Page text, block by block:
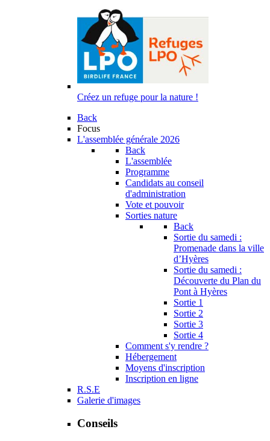
Créez un refuge pour la nature !
Back
Focus
L'assemblée générale 2026
Back
L'assemblée
Programme
Candidats au conseil
d'administration
Vote et pouvoir
Sorties nature
Back
Sortie du samedi :
Promenade dans la ville
d’Hyères
Sortie du samedi :
Découverte du Plan du
Pont à Hyères
Sortie 1
Sortie 2
Sortie 3
Sortie 4
Comment s'y rendre ?
Hébergement
Moyens d'inscription
Inscription en ligne
R.S.E
Galerie d'images
Conseils